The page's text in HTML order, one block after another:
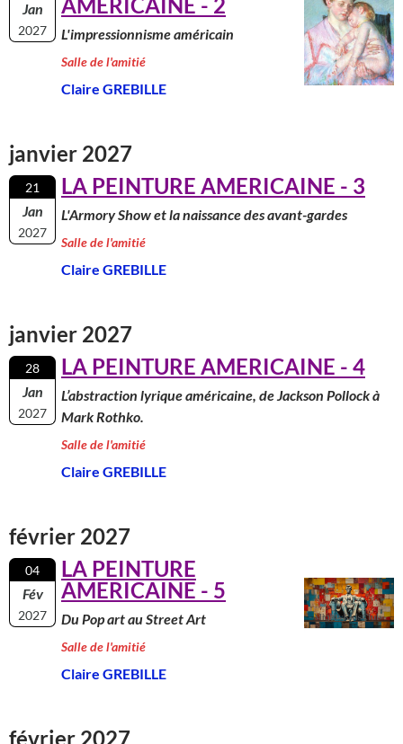
Jan
2027 L'impressionnisme américain
Salle de l'amitié
Claire GREBILLE
janvier 2027
21
Jan
2027
LA PEINTURE AMERICAINE - 3
L'Armory Show et la naissance des avant-gardes
Salle de l'amitié
Claire GREBILLE
janvier 2027
28
Jan
2027
LA PEINTURE AMERICAINE - 4
L’abstraction lyrique américaine, de Jackson Pollock à
Mark Rothko.
Salle de l'amitié
Claire GREBILLE
février 2027
04
Fév
2027
LA PEINTURE
AMERICAINE - 5
Du Pop art au Street Art
Salle de l'amitié
Claire GREBILLE
février 2027